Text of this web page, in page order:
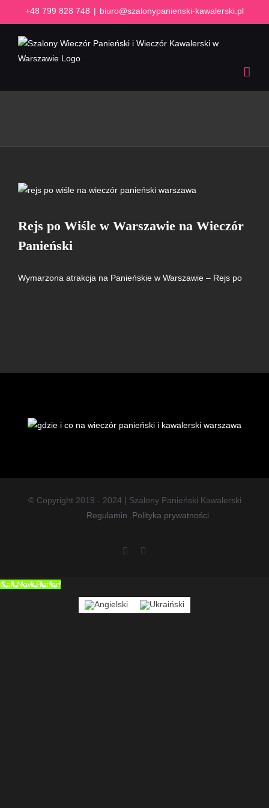
zawartości
+48 799 828 748 | biuro@szalonypanienski-kawalerski.pl
Rejs po Wiśle w Warszawie na Wieczór
Panieński
Wymarzona atrakcja na Panieńskie w Warszawie – Rejs po
© Copyright 2019 - 2024 | Szalony Panieński Kawalerski
Regulamin
Polityka prywatności
Facebook
Call Now Button